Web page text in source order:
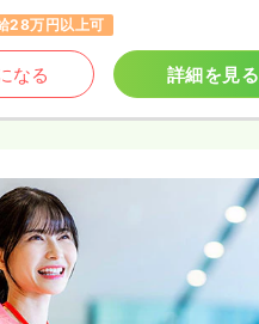
28万円以上可
なる 詳細を見る